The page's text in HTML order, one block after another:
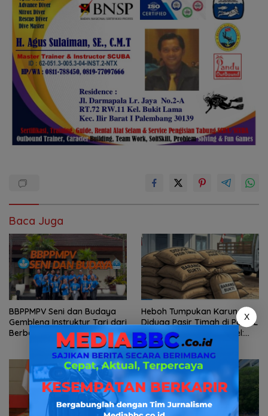
Baca Juga
BBPPMPV Seni dan Budaya
Gembleng Instruktur Tari dari
Berbagai Daerah, Sendratari
“Satra” Siap Tampil Sebagai
Puncak Kolaborasi Nasional
Heboh Tumpukan Karung
Diduga Pasir Timah di Pos AL
Manggar, Danlanal Babel:
Masih Kami Dalami
X